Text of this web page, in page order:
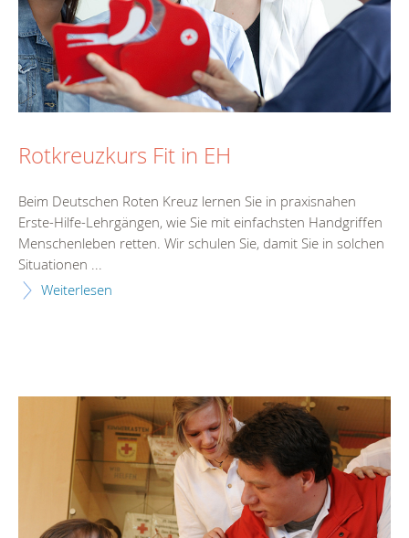
Rotkreuzkurs Fit in EH
Beim Deutschen Roten Kreuz lernen Sie in praxisnahen
Erste-Hilfe-Lehrgängen, wie Sie mit einfachsten Handgriffen
Menschenleben retten. Wir schulen Sie, damit Sie in solchen
Situationen ...
Weiterlesen